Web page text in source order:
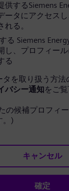
供するSiemens
ータにアクセス
る。
る Siemens
し、プロフィー
る
タを取り扱う方法
バシー通知をご
の候補プロフィ
。)
キャンセル
確定